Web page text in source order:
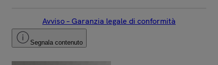
Avviso – Garanzia legale di conformità
Segnala contenuto